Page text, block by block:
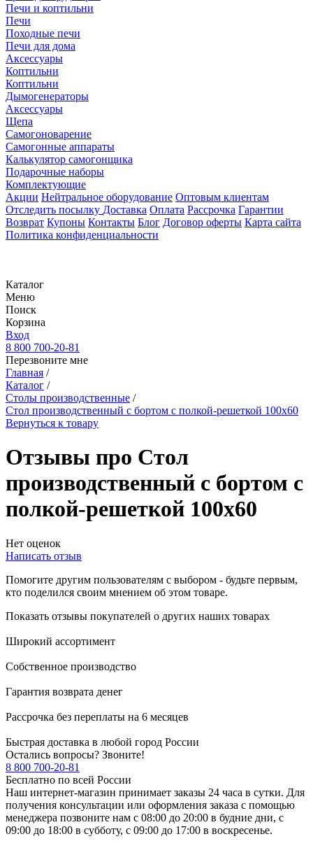
Печи и коптильни
Печи
Походные печи
Печи для дома
Аксессуары
Коптильни
Коптильни
Дымогенераторы
Аксессуары
Щепа
Самогоноварение
Самогонные аппараты
Калькулятор самогонщика
Подарочные наборы
Комплектующие
Акции Нейтральное оборудование Оптовым клиентам
Отследить посылку Доставка Оплата Рассрочка Гарантии
Возврат Купоны Контакты Блог Договор оферты Карта сайта
Политика конфиденциальности
Каталог
Меню
Поиск
Корзина
Вход
8 800 700-20-81
Перезвоните мне
Главная /
Каталог /
Столы производственные /
Стол производственный с бортом с полкой-решеткой 100х60
Вернуться к товару
Отзывы про Стол
производственный с бортом с
полкой-решеткой 100х60
Нет оценок
Написать отзыв
Помогите другим пользователям с выбором - будьте первым,
кто поделился своим мнением об этом товаре.
Показать отзывы покупателей о других наших товарах
Широкий ассортимент
Собственное производство
Гарантия возврата денег
Рассрочка без переплаты на 6 месяцев
Быстрая доставка в любой город России
Остались вопросы? Звоните!
8 800 700-20-81
Бесплатно по всей России
Наш интернет-магазин принимает заказы 24 часа в сутки. Для
получения консультации или оформления заказа с помощью
менеджера позвоните нам с 08:00 до 20:00 в будние дни, с
09:00 до 18:00 в субботу, с 09:00 до 17:00 в воскресенье.